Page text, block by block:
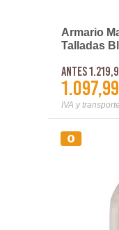
Armario
Talladas
Antes
IVA y